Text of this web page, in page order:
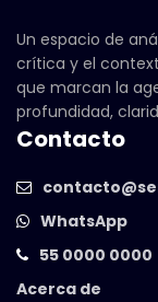
Un espacio de
crítica y el
que marcan la
profundidad,
Contacto
WhatsApp
55 0000 0000
Acerca de